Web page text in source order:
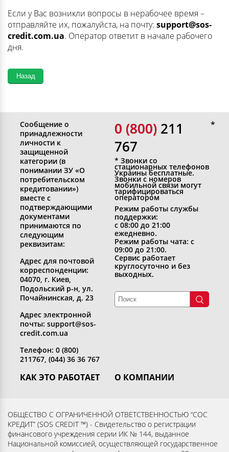
Если у Вас возникли вопросы в нерабочее время –
отправляйте их, пожалуйста, на почту: support@sos-
credit.com.ua. Оператор ответит в начале рабочего
дня.
КАК ЭТО РАБОТАЕТ
Вернуть кредит
Вопросы и ответы
Партнерам
О КОМПАНИИ
Раскрытие информации
Контакты
Согласие субъекта на
Сообщение о
принадлежности
личности к
защищенной
категории (в
понимании ЗУ «О
потребительском
кредитовании»)
вместе с
подтверждающими
документами
принимаются по
следующим
реквизитам:
Адрес для почтовой
корреспонденции:
04070, г. Киев,
Подольский р-н, ул.
Почайнинская, д. 23
Адрес электронной
почты: support@sos-
credit.com.ua
Телефон: 0 (800)
211767, (044) 36 36 767
0 (800)
0 (800) 211
767
* Звонки со
стационарных телефонов
Украины бесплатные.
Звонки с номеров
мобильной связи могут
тарифицироваться
оператором
Режим работы службы
поддержки:
с 08:00 до 21:00
ежедневно.
Режим работы чата: с
09:00 до 21:00.
Сервис работает
круглосуточно и без
выходных.
ОБЩЕСТВО С ОГРАНИЧЕННОЙ ОТВЕТСТВЕННОСТЬЮ “СОС
КРЕДИТ” (SOS CREDIT ™) - Свидетельство о регистрации
финансового учреждения серии ИК № 144, выданное
Национальной комиссией, осуществляющей государственное